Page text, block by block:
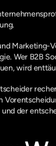
Marketing-
Wer B2B
wird
der